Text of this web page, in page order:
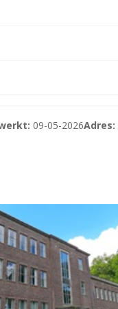
van onder andere:
brengen);
09-05-2026Adres: